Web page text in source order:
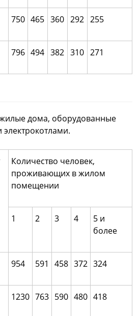
750 465 360 292 255
796 494 382 310 271
дома, оборудованные
Количество человек,
проживающих в жилом
помещении
1 2 3 4
5 и
более
954 591 458 372 324
1230 763 590 480 418